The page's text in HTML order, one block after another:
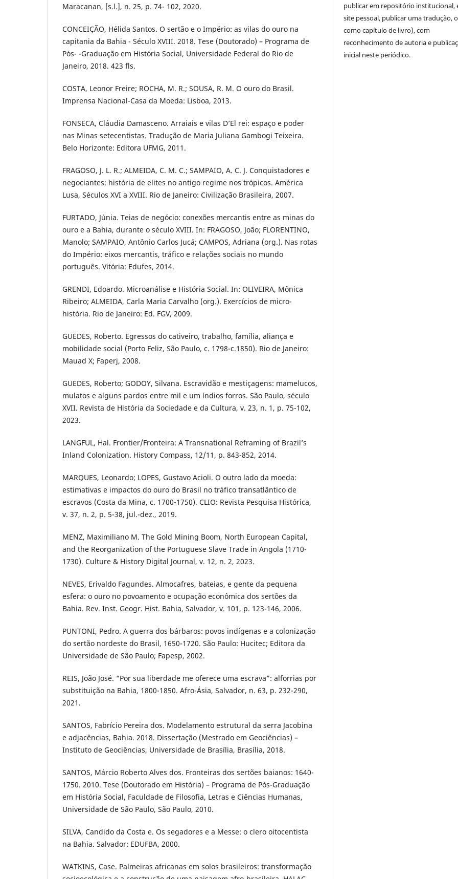
Maracanan, [s.l.], n. 25, p. 74- 102, 2020.
CONCEIÇÃO, Hélida Santos. O sertão e o Império: as vilas do ouro na
capitania da Bahia - Século XVIII. 2018. Tese (Doutorado) – Programa de
Pós- -Graduação em História Social, Universidade Federal do Rio de
Janeiro, 2018. 423 fls.
COSTA, Leonor Freire; ROCHA, M. R.; SOUSA, R. M. O ouro do Brasil.
Imprensa Nacional-Casa da Moeda: Lisboa, 2013.
FONSECA, Cláudia Damasceno. Arraiais e vilas D’El rei: espaço e poder
nas Minas setecentistas. Tradução de Maria Juliana Gambogi Teixeira.
Belo Horizonte: Editora UFMG, 2011.
FRAGOSO, J. L. R.; ALMEIDA, C. M. C.; SAMPAIO, A. C. J. Conquistadores e
negociantes: história de elites no antigo regime nos trópicos. América
Lusa, Séculos XVI a XVIII. Rio de Janeiro: Civilização Brasileira, 2007.
FURTADO, Júnia. Teias de negócio: conexões mercantis entre as minas do
ouro e a Bahia, durante o século XVIII. In: FRAGOSO, João; FLORENTINO,
Manolo; SAMPAIO, Antônio Carlos Jucá; CAMPOS, Adriana (org.). Nas rotas
do Império: eixos mercantis, tráfico e relações sociais no mundo
português. Vitória: Edufes, 2014.
GRENDI, Edoardo. Microanálise e História Social. In: OLIVEIRA, Mônica
Ribeiro; ALMEIDA, Carla Maria Carvalho (org.). Exercícios de micro-
história. Rio de Janeiro: Ed. FGV, 2009.
GUEDES, Roberto. Egressos do cativeiro, trabalho, família, aliança e
mobilidade social (Porto Feliz, São Paulo, c. 1798-c.1850). Rio de Janeiro:
Mauad X; Faperj, 2008.
GUEDES, Roberto; GODOY, Silvana. Escravidão e mestiçagens: mamelucos,
mulatos e alguns pardos entre mil e um índios forros. São Paulo, século
XVII. Revista de História da Sociedade e da Cultura, v. 23, n. 1, p. 75-102,
2023.
LANGFUL, Hal. Frontier/Fronteira: A Transnational Reframing of Brazil’s
Inland Colonization. History Compass, 12/11, p. 843-852, 2014.
MARQUES, Leonardo; LOPES, Gustavo Acioli. O outro lado da moeda:
estimativas e impactos do ouro do Brasil no tráfico transatlântico de
escravos (Costa da Mina, c. 1700-1750). CLIO: Revista Pesquisa Histórica,
v. 37, n. 2, p. 5-38, jul.-dez., 2019.
MENZ, Maximiliano M. The Gold Mining Boom, North European Capital,
and the Reorganization of the Portuguese Slave Trade in Angola (1710-
1730). Culture & History Digital Journal, v. 12, n. 2, 2023.
NEVES, Erivaldo Fagundes. Almocafres, bateias, e gente da pequena
esfera: o ouro no povoamento e ocupação econômica dos sertões da
Bahia. Rev. Inst. Geogr. Hist. Bahia, Salvador, v. 101, p. 123-146, 2006.
PUNTONI, Pedro. A guerra dos bárbaros: povos indígenas e a colonização
do sertão nordeste do Brasil, 1650-1720. São Paulo: Hucitec; Editora da
Universidade de São Paulo; Fapesp, 2002.
REIS, João José. “Por sua liberdade me oferece uma escrava”: alforrias por
substituição na Bahia, 1800-1850. Afro-Ásia, Salvador, n. 63, p. 232-290,
2021.
SANTOS, Fabrício Pereira dos. Modelamento estrutural da serra Jacobina
e adjacências, Bahia. 2018. Dissertação (Mestrado em Geociências) –
Instituto de Geociências, Universidade de Brasília, Brasília, 2018.
SANTOS, Márcio Roberto Alves dos. Fronteiras dos sertões baianos: 1640-
1750. 2010. Tese (Doutorado em História) – Programa de Pós-Graduação
em História Social, Faculdade de Filosofia, Letras e Ciências Humanas,
Universidade de São Paulo, São Paulo, 2010.
SILVA, Candido da Costa e. Os segadores e a Messe: o clero oitocentista
na Bahia. Salvador: EDUFBA, 2000.
WATKINS, Case. Palmeiras africanas em solos brasileiros: transformação
publicar em repositório institucional,
site pessoal, publicar uma tradução,
como capítulo de livro), com
reconhecimento de autoria e
inicial neste periódico.